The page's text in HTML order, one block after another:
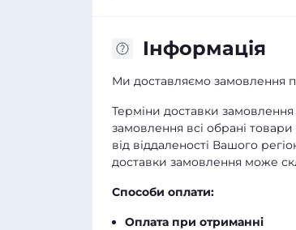
Iнформація
Ми доставляємо замовлення
Терміни доставки
замовлення всі обрані
від віддаленості Вашого
доставки замовлення може
Способи оплати:
Оплата при отриманні